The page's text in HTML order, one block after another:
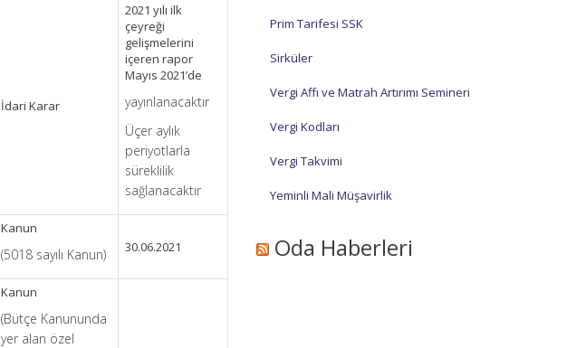
İdari Karar
2021 yılı ilk
çeyreği
gelişmelerini
içeren rapor
Mayıs 2021’de
yayınlanacaktır
Üçer aylık
periyotlarla
süreklilik
sağlanacaktır
Kanun
(5018 sayılı Kanun) 30.06.2021
Kanun
(Bütçe Kanununda
yer alan özel
Prim Tarifesi SSK
Sirküler
Vergi Affı ve Matrah Artırımı Semineri
Vergi Kodları
Vergi Takvimi
Yeminli Mali Müşavirlik
Oda Haberleri